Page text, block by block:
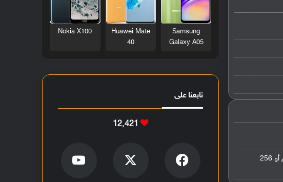
64 جيجابايت مع 6 جيجابايت رام أو 128 جيجابايت مع 6 جيجابايت رام أو 128 جيجابايت مع 8 جيجابايت رام أو 256
Samsung
Galaxy A05
Huawei Mate
40
Nokia X100
تابعنا على
12٬421